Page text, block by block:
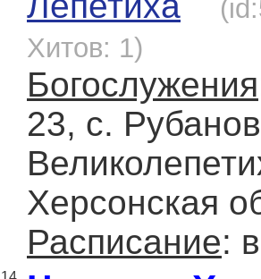
Хитов: 1)
Богослужения
23, с.
Херсонская
Расписание: